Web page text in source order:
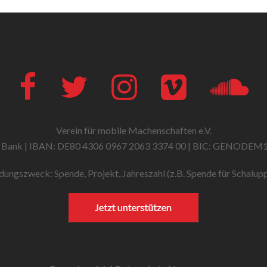
Facebook Twitter Instagram Vimeo
Verein für mobile Machenschaften e.V.
Bank | IBAN: DE80 4306 0967 2063 3374 00 | BIC:
Spende, Projekt, Jahreszahl (z.B. Spende für